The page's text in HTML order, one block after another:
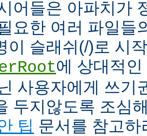
어들은 아파치가
요한 여러 파일들
이 슬래쉬(/)로 시
에 상대적
사용자에게 쓰기
두지않도록 조심
팁 문서를 참고하